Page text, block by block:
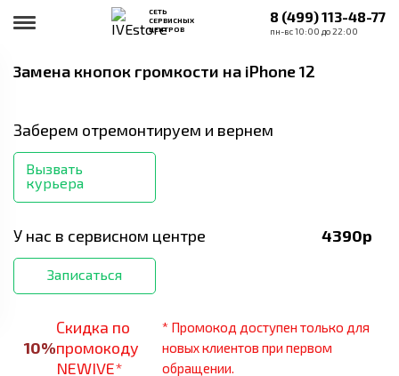
СЕТЬ
СЕРВИСНЫХ
ЦЕНТРОВ
8 (499) 113-48-77
пн-вс 10:00 до 22:00
Замена кнопок громкости на iPhone 12
Заберем отремонтируем и вернем
Вызвать
курьера
У нас в сервисном центре 4390р
Записаться
10%
Скидка по
промокоду
NEWIVE*
* Промокод доступен только для
новых клиентов при первом
обращении.